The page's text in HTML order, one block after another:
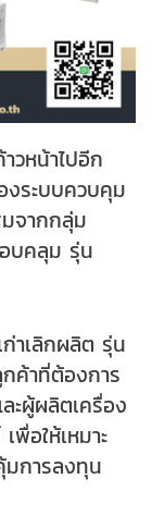
หน้าไปอีก
ระบบควบคุม
มจากกลุ่ม
บคลุม รุ่น
าเลิกผลิต รุ่น
ค้าที่ต้องการ
ะผู้ผลิตเครื่อง
พื่อให้เหมาะ
มการลงทุน